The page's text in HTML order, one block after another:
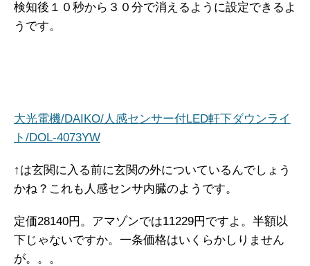
検知後１０秒から３０分で消えるように設定できるよ
うです。
大光電機/DAIKO/人感センサー付LED軒下ダウンライ
ト/DOL-4073YW
↑は玄関に入る前に玄関の外についているんでしょう
かね？これも人感センサ内臓のようです。
定価28140円。アマゾンでは11229円ですよ。半額以
下じゃないですか。一条価格はいくらかしりません
が。。。